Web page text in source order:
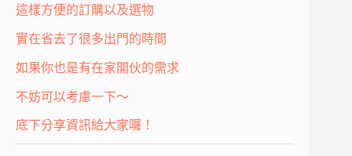
這樣方便的訂購以及選物
實在省去了很多出門的時間
如果你也是有在家開伙的需求
不妨可以考慮一下～
底下分享資訊給大家囉！